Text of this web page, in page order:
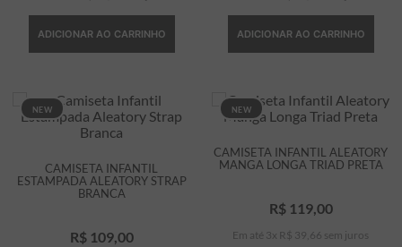
ADICIONAR AO CARRINHO ADICIONAR AO CARRINHO
NEW
CAMISETA INFANTIL
ESTAMPADA ALEATORY STRAP
BRANCA
R$ 109,00
NEW
CAMISETA INFANTIL ALEATORY
MANGA LONGA TRIAD PRETA
R$ 119,00
Em até 3 x R$ 39 66 sem juros